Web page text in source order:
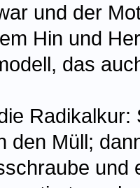
und der
Hin und
das
den Müll;
und